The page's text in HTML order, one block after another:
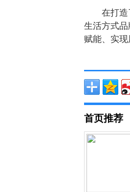
在打
生活方式
赋能、实现
首页推荐